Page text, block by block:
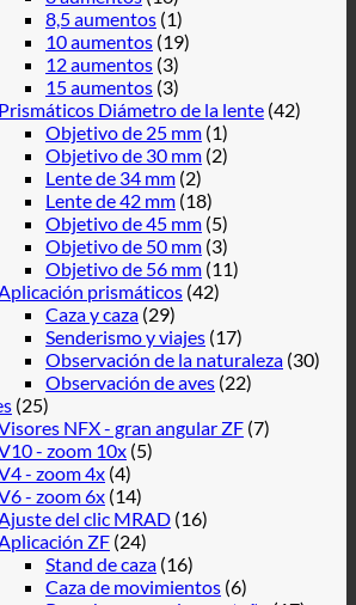
8,5 aumentos (1)
10 aumentos (19)
12 aumentos (3)
15 aumentos (3)
Prismáticos Diámetro de la lente (42)
Objetivo de 25 mm (1)
Objetivo de 30 mm (2)
Lente de 34 mm (2)
Lente de 42 mm (18)
Objetivo de 45 mm (5)
Objetivo de 50 mm (3)
Objetivo de 56 mm (11)
prismáticos (42)
Caza y caza (29)
Senderismo y viajes (17)
Observación de la naturaleza (30)
Observación de aves (22)
(25)
NFX - gran angular ZF (7)
- zoom 10x (5)
- zoom 4x (4)
- zoom 6x (14)
del clic MRAD (16)
ZF (24)
Stand de caza (16)
Caza de movimientos (6)